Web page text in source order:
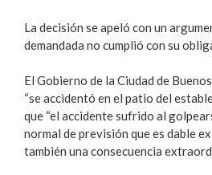
La decisión se apeló con un
demandada no cumplió con su
El Gobierno de la Ciudad de
“se accidentó en el patio del
que “el accidente sufrido al
normal de previsión que es dable
también una consecuencia